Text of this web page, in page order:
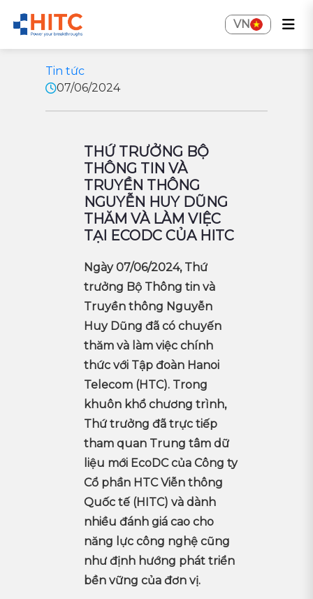
VN
Tin tức
07/06/2024
THỨ TRƯỞNG BỘ
THÔNG TIN VÀ
TRUYỀN THÔNG
NGUYỄN HUY DŨNG
THĂM VÀ LÀM VIỆC
TẠI ECODC CỦA HITC
Ngày 07/06/2024, Thứ
trưởng Bộ Thông tin và
Truyền thông Nguyễn
Huy Dũng đã có chuyến
thăm và làm việc chính
thức với Tập đoàn Hanoi
Telecom (HTC). Trong
khuôn khổ chương trình,
Thứ trưởng đã trực tiếp
tham quan Trung tâm dữ
liệu mới EcoDC của Công ty
Cổ phần HTC Viễn thông
Quốc tế (HITC) và dành
nhiều đánh giá cao cho
năng lực công nghệ cũng
như định hướng phát triển
bền vững của đơn vị.